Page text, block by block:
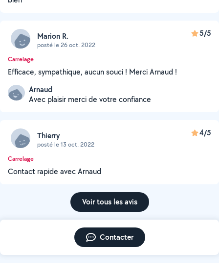
Marion R.
posté le 26 oct. 2022
5/5
Carrelage
Efficace, sympathique, aucun souci ! Merci Arnaud !
Arnaud
Avec plaisir merci de votre confiance
Thierry
posté le 13 oct. 2022
4/5
Carrelage
Contact rapide avec Arnaud
Voir tous les avis
Contacter